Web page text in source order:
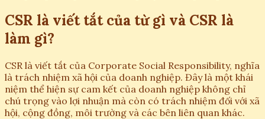
CSR là viết tắt của từ gì và CSR là
làm gì?
CSR là viết tắt của Corporate Social Responsibility, nghĩa
là trách nhiệm xã hội của doanh nghiệp. Đây là một khái
niệm thể hiện sự cam kết của doanh nghiệp không chỉ
chú trọng vào lợi nhuận mà còn có trách nhiệm đối với xã
hội, cộng đồng, môi trường và các bên liên quan khác.